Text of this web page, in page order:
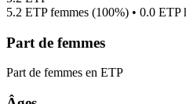
5.2 ETP femmes (100%) • 0.0 ETP
Part de femmes
Part de femmes en ETP